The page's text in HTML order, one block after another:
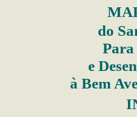
do
Para
e
à Bem